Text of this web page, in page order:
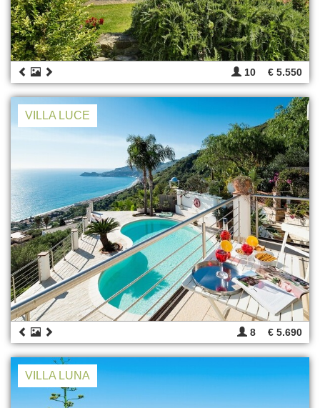
10 € 5.550
VILLA LUCE
8 € 5.690
VILLA LUNA